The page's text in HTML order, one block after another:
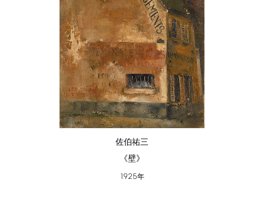
佐伯祐三
《壁》
1925年